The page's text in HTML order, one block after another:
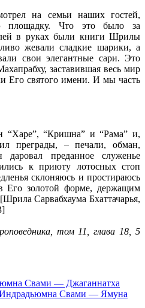
на семьи наших гостей,
площадку. Что это было за
в руках были книги Шрилы
жевали сладкие шарики, а
свои элегантные сари. Это
заставившая весь мир
Его святого имени. И мы часть
“Кришна” и “Рама” и,
преграды, – печали, обман,
преданное служенье
к приюту лотосных стоп
склоняюсь и простираюсь
Его золотой форме, держащим
Сарвабхаума Бхаттачарья,
том 11, глава 18, 5
Свами — Джаганнатха
Свами — Ямуна